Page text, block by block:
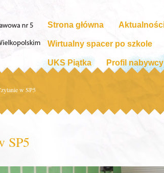
Strona główna
Wirtualny spacer po szkole
UKS Piątka Profil nabywcy
w SP5
SP5